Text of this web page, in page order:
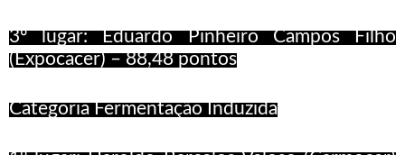
3º lugar: Eduardo Pinheiro Campos Filho
(Expocacer) – 88,48pontos
Categoria Fermentação Induzida